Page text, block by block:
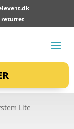
returret
Lite